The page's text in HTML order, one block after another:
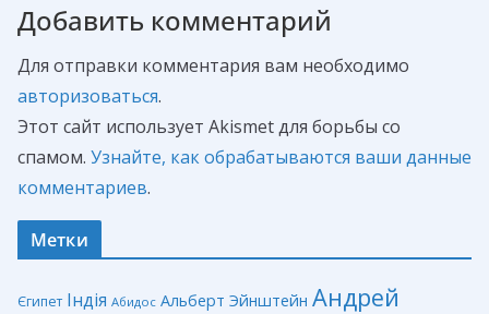
Добавить комментарий
Для отправки комментария вам необходимо
авторизоваться.
Этот сайт использует Akismet для борьбы со
спамом. Узнайте, как обрабатываются ваши данные
комментариев.
Метки
Єгипет Індія Абидос Альберт Эйнштейн Андрей